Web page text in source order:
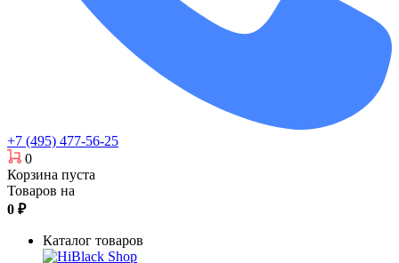
+7 (495) 477-56-25
0
Корзина пуста
Товаров на
0 ₽
Каталог товаров